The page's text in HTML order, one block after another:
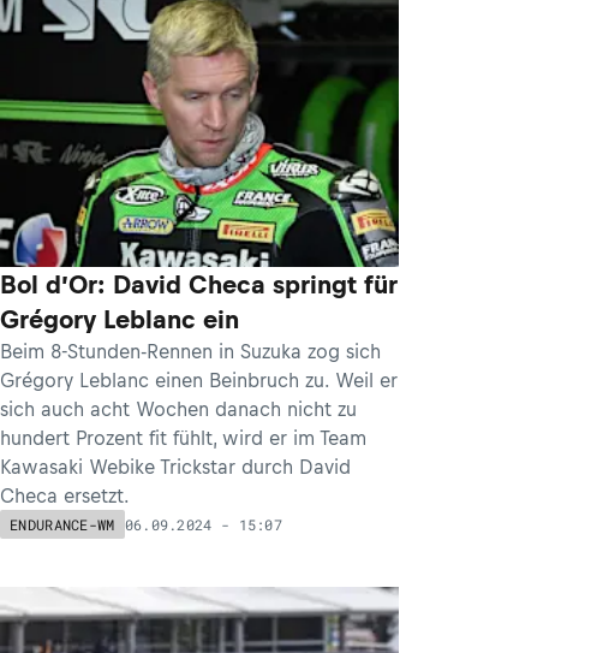
Bol d’Or: David Checa springt für
Grégory Leblanc ein
Beim 8-Stunden-Rennen in Suzuka zog sich
Grégory Leblanc einen Beinbruch zu. Weil er
sich auch acht Wochen danach nicht zu
hundert Prozent fit fühlt, wird er im Team
Kawasaki Webike Trickstar durch David
Checa ersetzt.
ENDURANCE-WM 06.09.2024 - 15:07